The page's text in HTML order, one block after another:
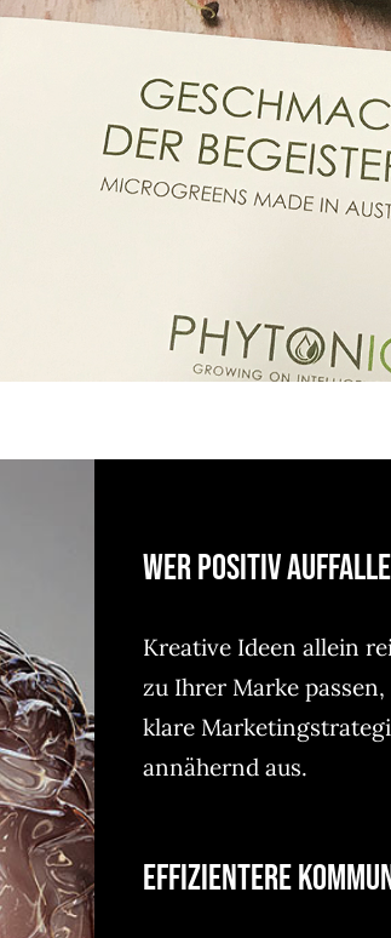
Wer positiv
Kreative Ideen allein
zu Ihrer Marke
klare
annähernd aus.
Effizientere